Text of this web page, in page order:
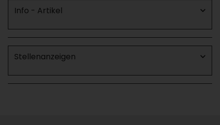
Info - Artikel
Stellenanzeigen